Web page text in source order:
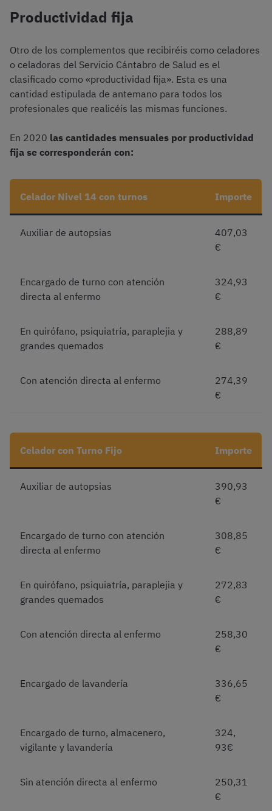
Productividad fija
Otro de los complementos que recibiréis como celadores
o celadoras del Servicio Cántabro de Salud es el
clasificado como «productividad fija». Esta es una
cantidad estipulada de antemano para todos los
profesionales que realicéis las mismas funciones.
En 2020 las cantidades mensuales por productividad
fija se corresponderán con:
Celador Nivel 14 con turnos Importe
Auxiliar de autopsias
407,03
€
Encargado de turno con atención
directa al enfermo
324,93
€
En quirófano, psiquiatría, paraplejia y
grandes quemados
288,89
€
Con atención directa al enfermo
274,39
€
Celador con Turno Fijo Importe
Auxiliar de autopsias
390,93
€
Encargado de turno con atención
directa al enfermo
308,85
€
En quirófano, psiquiatría, paraplejia y
grandes quemados
272,83
€
Con atención directa al enfermo
258,30
€
Encargado de lavandería
336,65
€
Encargado de turno, almacenero,
vigilante y lavandería
324,
93€
Sin atención directa al enfermo
250,31
€